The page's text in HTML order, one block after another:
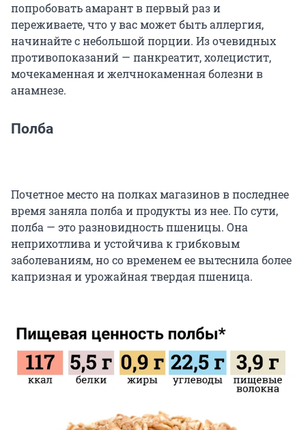
попробовать амарант в первый раз и
переживаете, что у вас может быть аллергия,
начинайте с небольшой порции. Из очевидных
противопоказаний — панкреатит, холецистит,
мочекаменная и желчнокаменная болезни в
анамнезе.
Полба
Почетное место на полках магазинов в последнее
время заняла полба и продукты из нее. По сути,
полба — это разновидность пшеницы. Она
неприхотлива и устойчива к грибковым
заболеваниям, но со временем ее вытеснила более
капризная и урожайная твердая пшеница.